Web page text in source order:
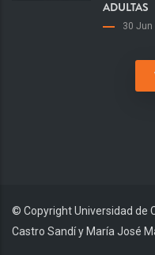
ADULTAS
30 Jun
© Copyright Universidad de
Castro Sandí y María José